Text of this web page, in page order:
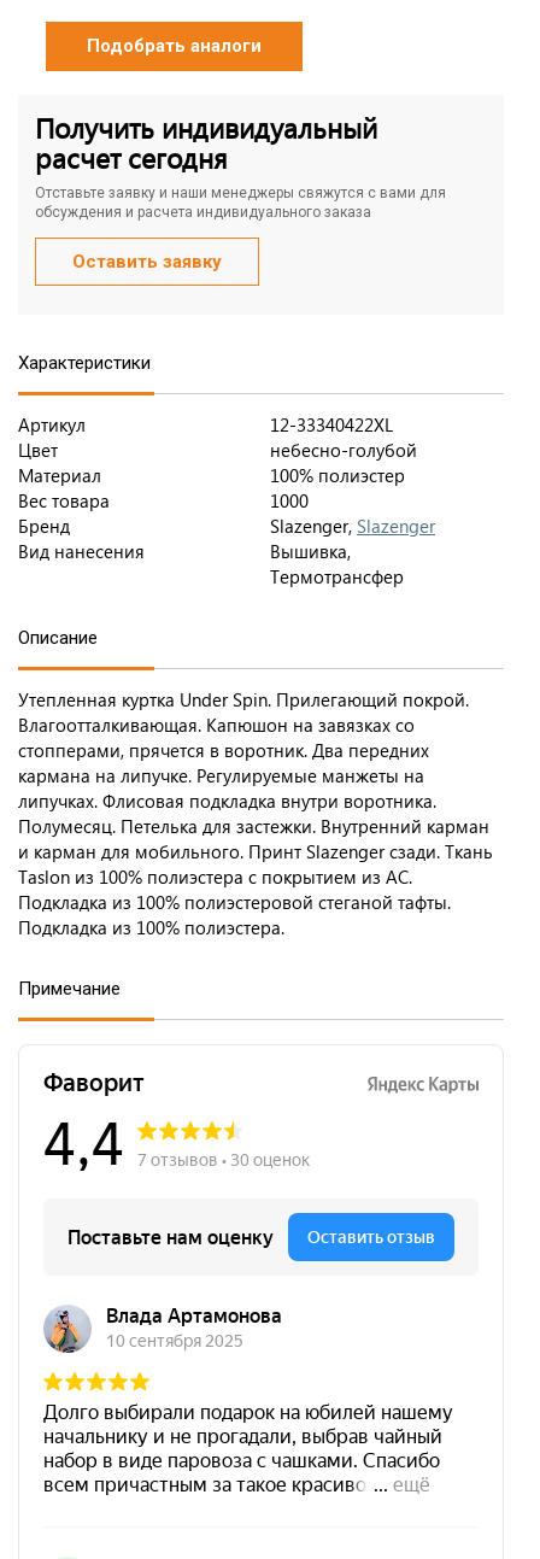
Подобрать аналоги
Получить индивидуальный
расчет сегодня
Отставьте заявку и наши менеджеры свяжутся с вами для
обсуждения и расчета индивидуального заказа
Оставить заявку
Характеристики
Артикул
12-33340422XL
Цвет
небесно-голубой
Материал
100% полиэстер
Вес товара
1000
Бренд
Slazenger, Slazenger
Вид нанесения
Вышивка,
Термотрансфер
Описание
Утепленная куртка Under Spin. Прилегающий покрой.
Влагоотталкивающая. Капюшон на завязках со
стопперами, прячется в воротник. Два передних
кармана на липучке. Регулируемые манжеты на
липучках. Флисовая подкладка внутри воротника.
Полумесяц. Петелька для застежки. Внутренний карман
и карман для мобильного. Принт Slazenger сзади. Ткань
Taslon из 100% полиэстера с покрытием из AC.
Подкладка из 100% полиэстеровой стеганой тафты.
Подкладка из 100% полиэстера.
Примечание